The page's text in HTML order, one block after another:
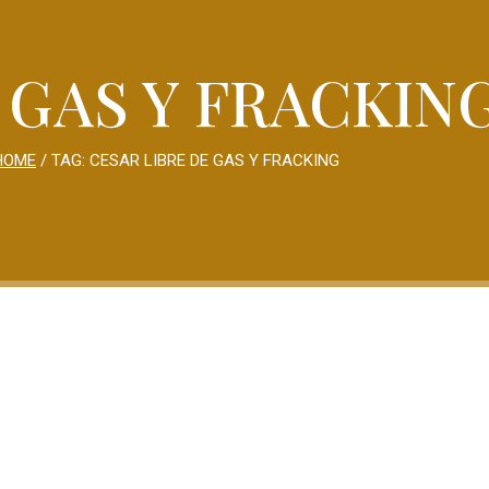
Y
/ TAG: CESAR LIBRE DE GAS Y FRACKING